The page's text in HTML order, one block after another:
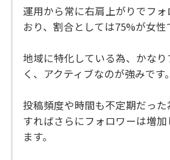
運用から常に右肩上がりでフ
おり、割合としては75%が女性
地域に特化している為、かな
く、アクティブなのが強みです。
投稿頻度や時間も不定期だっ
すればさらにフォロワーは増
ます。